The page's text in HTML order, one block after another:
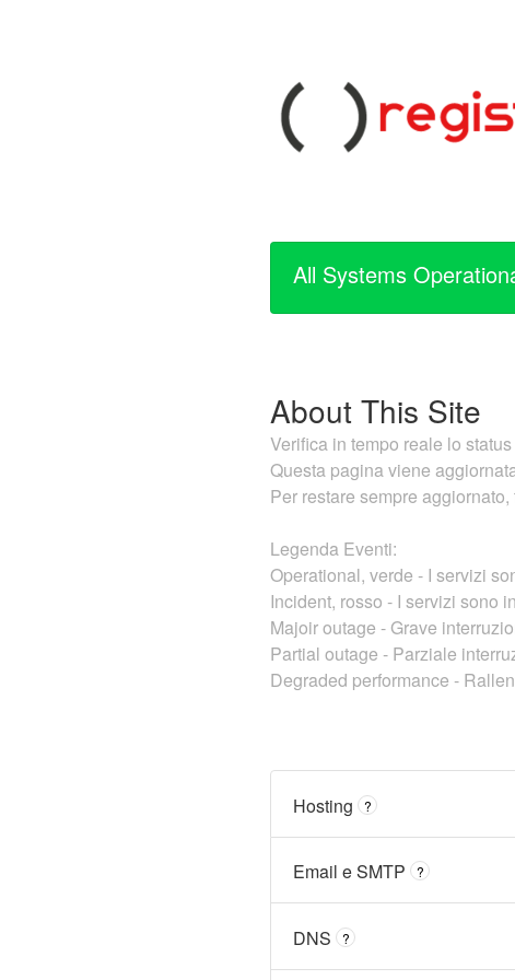
All Systems
About This Site
Verifica in tempo reale lo
Questa pagina viene
Per restare sempre
Legenda Eventi:
Operational, verde - I servizi
Incident, rosso - I servizi sono
Majoir outage - Grave
Partial outage - Parziale
Degraded performance -
Hosting ?
Email e SMTP ?
DNS ?